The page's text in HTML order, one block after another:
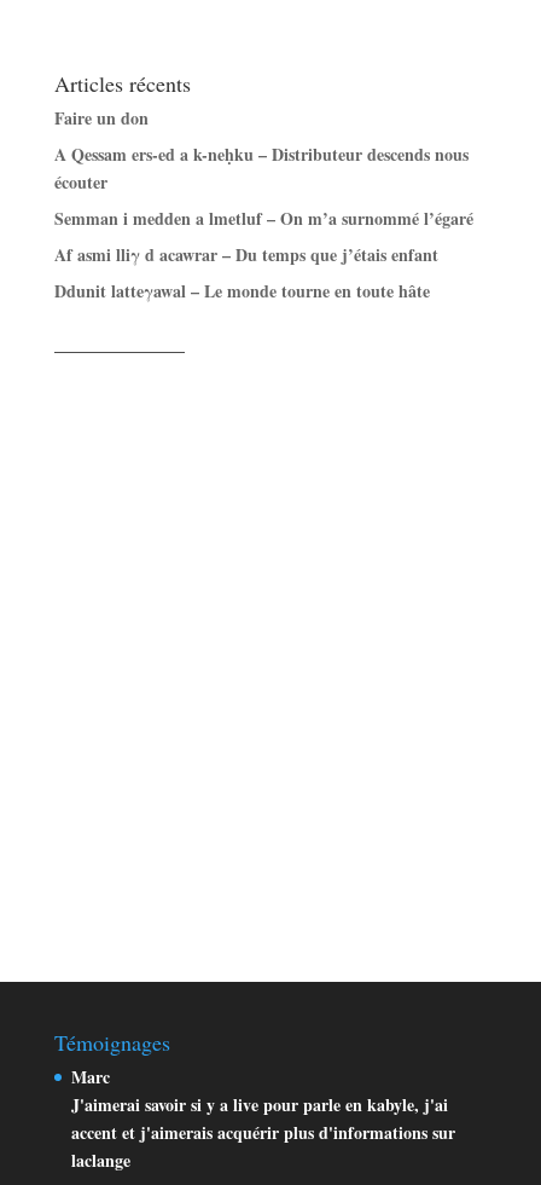
Articles récents
Faire un don
A Qessam ers-ed a k-neḥku – Distributeur descends nous
écouter
Semman i medden a lmetluf – On m’a surnommé l’égaré
Af asmi lliγ d acawrar – Du temps que j’étais enfant
Ddunit latteγawal – Le monde tourne en toute hâte
——————
Témoignages
Marc
J'aimerai savoir si y a live pour parle en kabyle, j'ai
accent et j'aimerais acquérir plus d'informations sur
laclange